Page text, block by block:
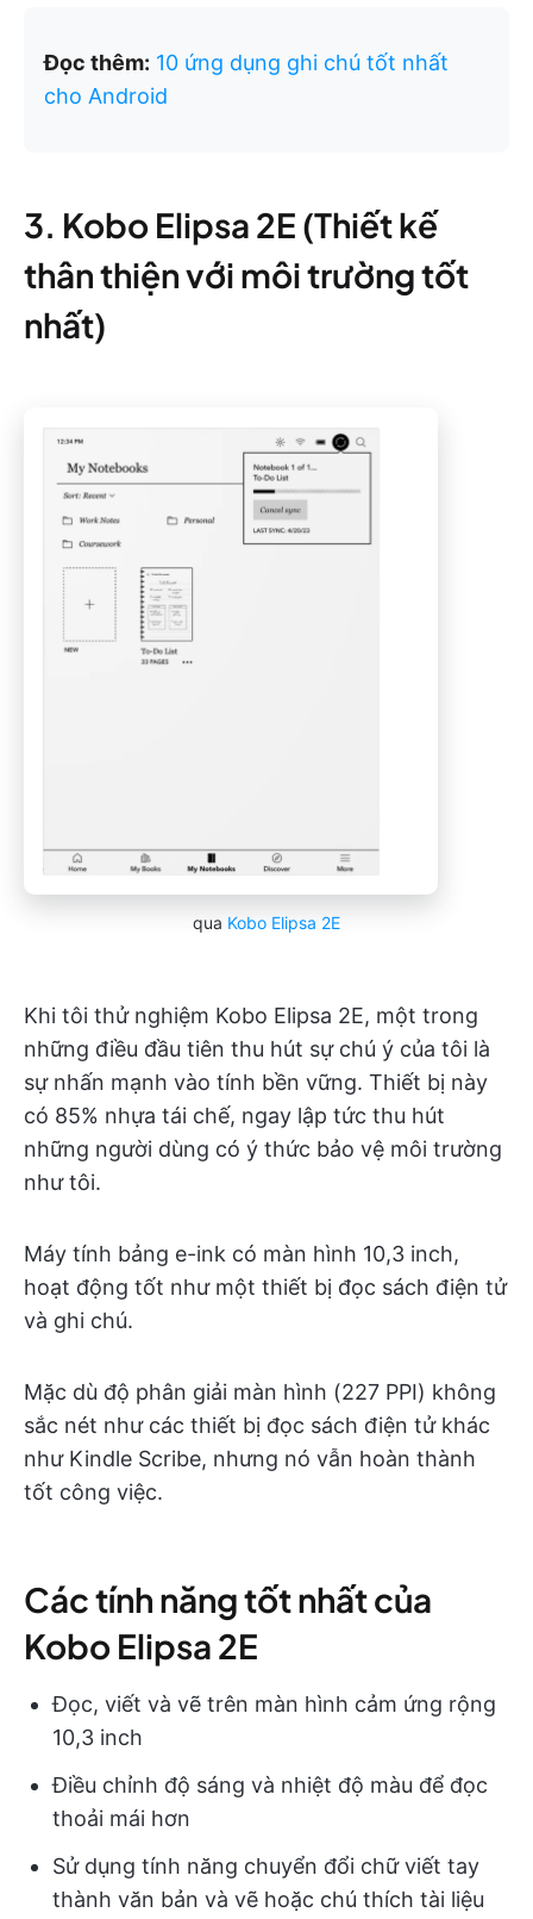
Đọc thêm: 10 ứng dụng ghi chú tốt nhất
cho Android
3. Kobo Elipsa 2E (Thiết kế
thân thiện với môi trường tốt
nhất)
qua Kobo Elipsa 2E
Khi tôi thử nghiệm Kobo Elipsa 2E, một trong
những điều đầu tiên thu hút sự chú ý của tôi là
sự nhấn mạnh vào tính bền vững. Thiết bị này
có 85% nhựa tái chế, ngay lập tức thu hút
những người dùng có ý thức bảo vệ môi trường
như tôi.
Máy tính bảng e-ink có màn hình 10,3 inch,
hoạt động tốt như một thiết bị đọc sách điện tử
và ghi chú.
Mặc dù độ phân giải màn hình (227 PPI) không
sắc nét như các thiết bị đọc sách điện tử khác
như Kindle Scribe, nhưng nó vẫn hoàn thành
tốt công việc.
Các tính năng tốt nhất của
Kobo Elipsa 2E
Đọc, viết và vẽ trên màn hình cảm ứng rộng
10,3 inch
Điều chỉnh độ sáng và nhiệt độ màu để đọc
thoải mái hơn
Sử dụng tính năng chuyển đổi chữ viết tay
thành văn bản và vẽ hoặc chú thích tài liệu